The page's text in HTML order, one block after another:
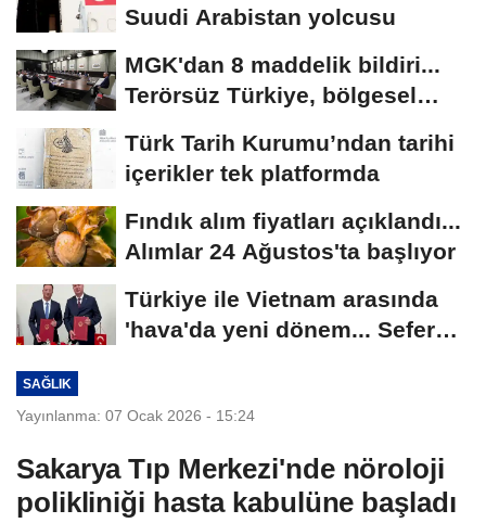
Suudi Arabistan yolcusu
MGK'dan 8 maddelik bildiri...
Terörsüz Türkiye, bölgesel
Türk Tarih Kurumu’ndan tarihi
içerikler tek platformda
Fındık alım fiyatları açıklandı...
Alımlar 24 Ağustos'ta başlıyor
Türkiye ile Vietnam arasında
'hava'da yeni dönem... Sefer
SAĞLIK
Yayınlanma: 07 Ocak 2026 - 15:24
Sakarya Tıp Merkezi'nde nöroloji
polikliniği hasta kabulüne başladı